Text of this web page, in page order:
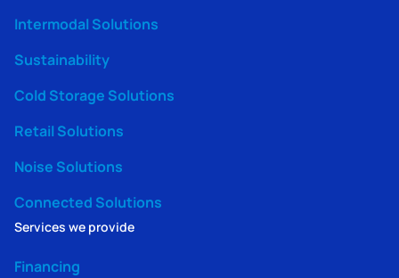
Intermodal Solutions
Sustainability
Cold Storage Solutions
Retail Solutions
Noise Solutions
Connected Solutions
Services we provide
Financing